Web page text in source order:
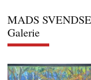
MADS
Galerie